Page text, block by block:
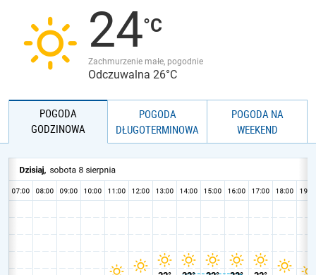
JAKOŚĆ POWIETRZA24
Zachmurzenie małe, pogodnie
Odczuwalna 26°C
POGODA
GODZINOWA
POGODA
DŁUGOTERMINOWA
POGODA NA
WEEKEND